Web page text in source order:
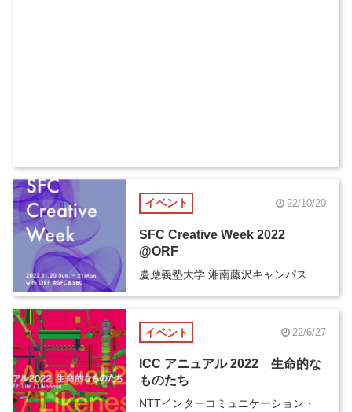
イベント 22/10/20
SFC Creative Week 2022
@ORF
慶應義塾大学 湘南藤沢キャンパス
イベント 22/6/27
ICC アニュアル 2022 生命的な
ものたち
NTTインターコミュニケーション・